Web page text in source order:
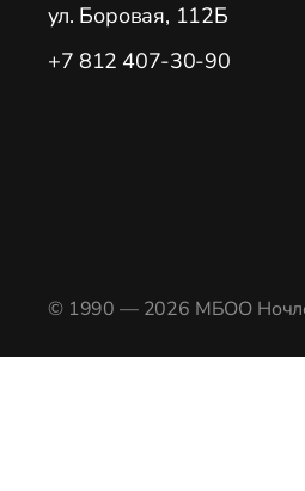
ул. Боровая, 112Б
+7 812 407-30-90
© 1990 — 2026 МБОО